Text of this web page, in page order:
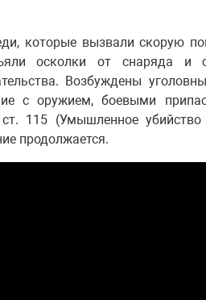
которые вызвали скорую
осколки от снаряда
Возбуждены
с оружием, боевыми
115 (Умышленное убийство
продолжается.